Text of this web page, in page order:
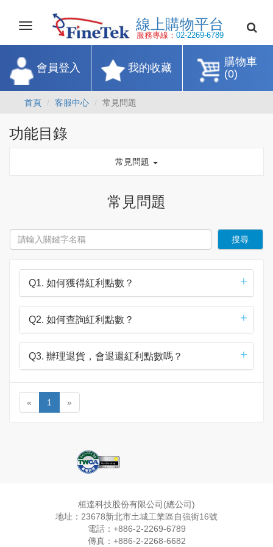
Toggle
navigation
線上購物平
服務專線：02-2269-
購物車
(0)
我的收藏
會員登入
首頁 客服中心 常見問題
功能目錄
常見問題
常見問題
搜尋
Q1. 如何獲得紅利點數？
Q2. 如何查詢紅利點數？
Q3. 辦理退貨，會退還紅利點數嗎？
« 1 »
桓達科技股份有限公司(總公司)
地址：23678新北市土城工業區自強街16號
電話：+886-2-2269-6789
傳真：+886-2-2268-6682